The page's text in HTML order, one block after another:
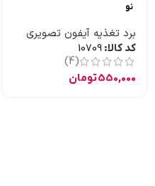
نو
برد تغذیه آیفون تصویری
کد کالا: 10709
(4)
550,000تومان